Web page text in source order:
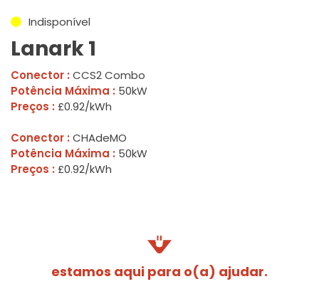
Indisponível
Lanark 1
Conector : CCS2 Combo
Potência Máxima : 50kW
Preços : £0.92/kWh
Conector : CHAdeMO
Potência Máxima : 50kW
Preços : £0.92/kWh
estamos aqui para o(a) ajudar.